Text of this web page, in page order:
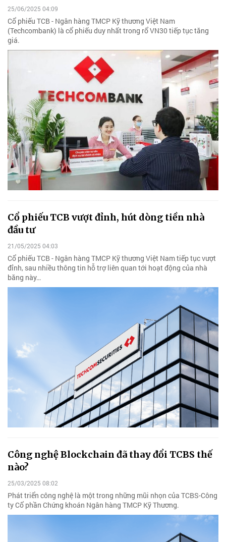
25/06/2025 04:09
Cổ phiếu TCB - Ngân hàng TMCP Kỹ thương Việt Nam
(Techcombank) là cổ phiếu duy nhất trong rổ VN30 tiếp tục tăng
giá.
Cổ phiếu TCB vượt đỉnh, hút dòng tiền nhà
đầu tư
21/05/2025 04:03
Cổ phiếu TCB - Ngân hàng TMCP Kỹ thương Việt Nam tiếp tục vượt
đỉnh, sau nhiều thông tin hỗ trợ liên quan tới hoạt động của nhà
băng này…
Công nghệ Blockchain đã thay đổi TCBS thế
nào?
25/03/2025 08:02
Phát triển công nghệ là một trong những mũi nhọn của TCBS-Công
ty Cổ phần Chứng khoán Ngân hàng TMCP Kỹ Thương.